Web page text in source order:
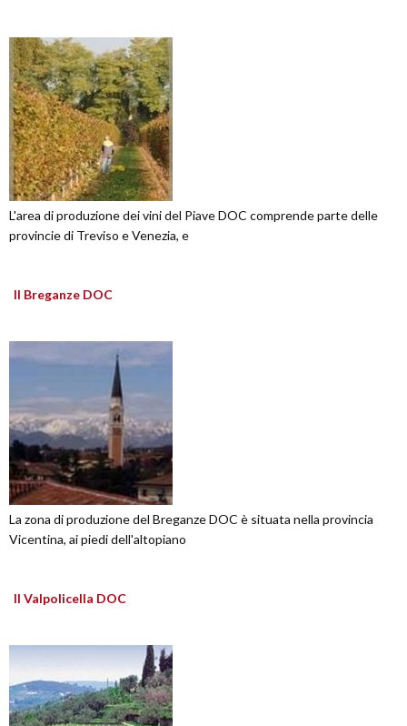
L'area di produzione dei vini del Piave DOC comprende parte delle
provincie di Treviso e Venezia, e
Il Breganze DOC
La zona di produzione del Breganze DOC è situata nella provincia
Vicentina, ai piedi dell'altopiano
Il Valpolicella DOC